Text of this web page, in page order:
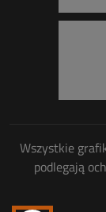
Wszystkie
podlegają